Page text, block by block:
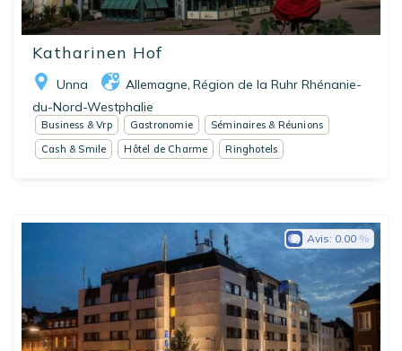
Katharinen Hof
Unna Allemagne, Région de la Ruhr Rhénanie-
du-Nord-Westphalie
Business & Vrp Gastronomie
Séminaires & Réunions
Cash & Smile
Hôtel de Charme Ringhotels
Avis: 0.00